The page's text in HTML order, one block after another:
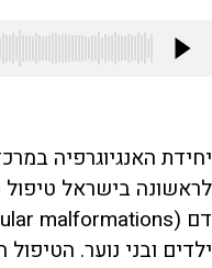
יחידת האנגיוגרפיה
לראשונה בישראל
ילדים ובני נוער.